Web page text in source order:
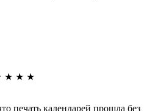
★ ★ ★
печать календарей прошла без